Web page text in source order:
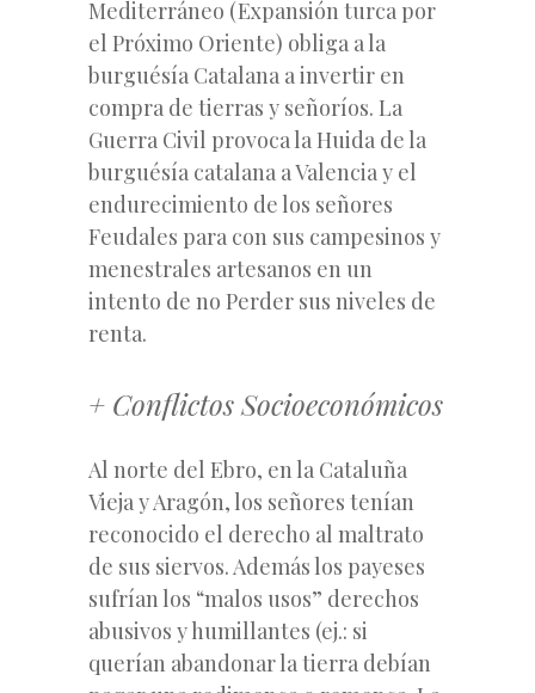
Mediterráneo (Expansión turca por
el Próximo Oriente) obliga a la
burguésía Catalana a invertir en
compra de tierras y señoríos. La
Guerra Civil provoca la Huida de la
burguésía catalana a Valencia y el
endurecimiento de los señores
Feudales para con sus campesinos y
menestrales artesanos en un
intento de no Perder sus niveles de
renta.
+ Conflictos Socioeconómicos
Al norte del Ebro, en la Cataluña
Vieja y Aragón, los señores tenían
reconocido el derecho al maltrato
de sus siervos. Además los payeses
sufrían los “malos usos” derechos
abusivos y humillantes (ej.: si
querían abandonar la tierra debían